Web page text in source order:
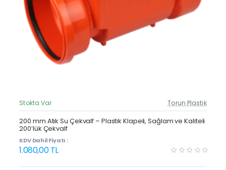
Güncel Fiyat
Stokta Var Torun Plastik
200 mm Atık Su Çekvalf – Plastik Klapeli, Sağlam ve Kaliteli
200’lük Çekvalf
KDV Dahil Fiyatı :
1.080,00 TL